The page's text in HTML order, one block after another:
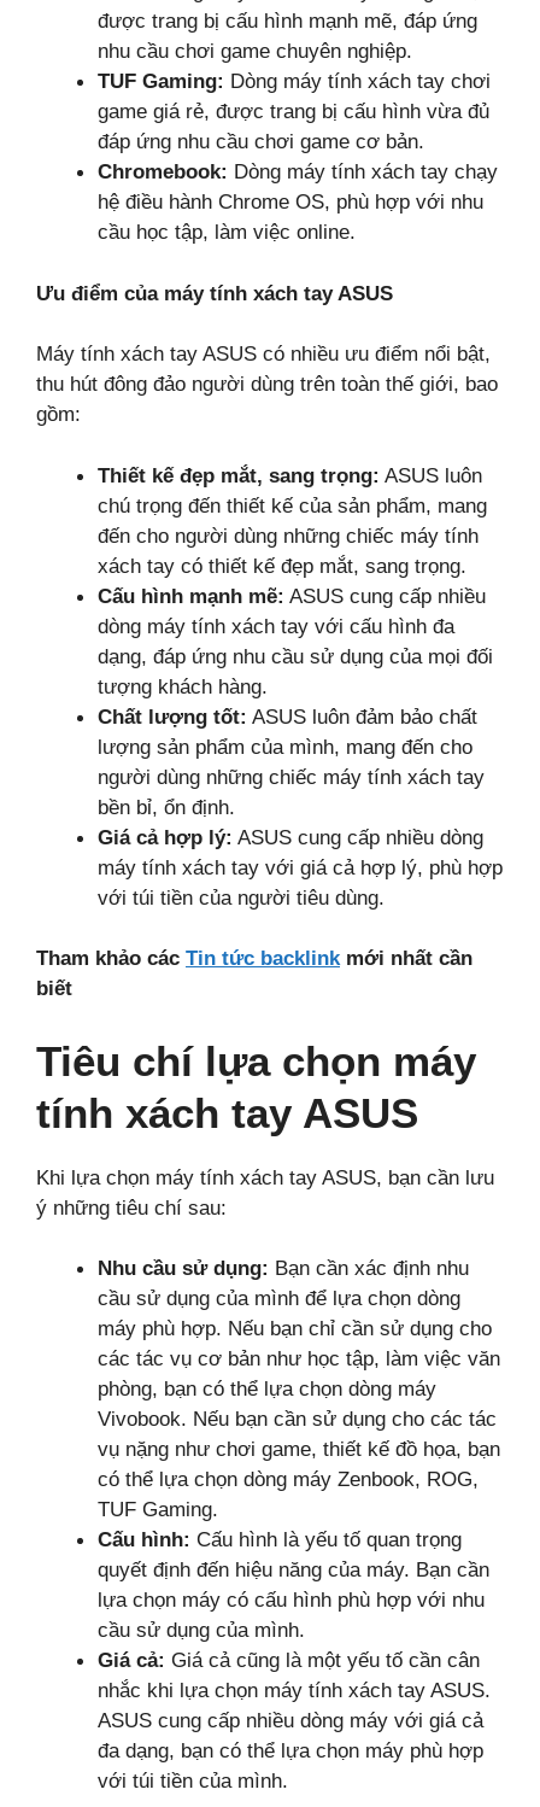
được trang bị cấu hình mạnh mẽ, đáp ứng
nhu cầu chơi game chuyên nghiệp.
TUF Gaming: Dòng máy tính xách tay chơi
game giá rẻ, được trang bị cấu hình vừa đủ
đáp ứng nhu cầu chơi game cơ bản.
Chromebook: Dòng máy tính xách tay chạy
hệ điều hành Chrome OS, phù hợp với nhu
cầu học tập, làm việc online.
Ưu điểm của máy tính xách tay ASUS
Máy tính xách tay ASUS có nhiều ưu điểm nổi bật,
thu hút đông đảo người dùng trên toàn thế giới, bao
gồm:
Thiết kế đẹp mắt, sang trọng: ASUS luôn
chú trọng đến thiết kế của sản phẩm, mang
đến cho người dùng những chiếc máy tính
xách tay có thiết kế đẹp mắt, sang trọng.
Cấu hình mạnh mẽ: ASUS cung cấp nhiều
dòng máy tính xách tay với cấu hình đa
dạng, đáp ứng nhu cầu sử dụng của mọi đối
tượng khách hàng.
Chất lượng tốt: ASUS luôn đảm bảo chất
lượng sản phẩm của mình, mang đến cho
người dùng những chiếc máy tính xách tay
bền bỉ, ổn định.
Giá cả hợp lý: ASUS cung cấp nhiều dòng
máy tính xách tay với giá cả hợp lý, phù hợp
với túi tiền của người tiêu dùng.
Tham khảo các Tin tức backlinkmới nhất cần
biết
Tiêu chí lựa chọn máy
tính xách tay ASUS
Khi lựa chọn máy tính xách tay ASUS, bạn cần lưu
ý những tiêu chí sau:
Nhu cầu sử dụng: Bạn cần xác định nhu
cầu sử dụng của mình để lựa chọn dòng
máy phù hợp. Nếu bạn chỉ cần sử dụng cho
các tác vụ cơ bản như học tập, làm việc văn
phòng, bạn có thể lựa chọn dòng máy
Vivobook. Nếu bạn cần sử dụng cho các tác
vụ nặng như chơi game, thiết kế đồ họa, bạn
có thể lựa chọn dòng máy Zenbook, ROG,
TUF Gaming.
Cấu hình: Cấu hình là yếu tố quan trọng
quyết định đến hiệu năng của máy. Bạn cần
lựa chọn máy có cấu hình phù hợp với nhu
cầu sử dụng của mình.
Giá cả: Giá cả cũng là một yếu tố cần cân
nhắc khi lựa chọn máy tính xách tay ASUS.
ASUS cung cấp nhiều dòng máy với giá cả
đa dạng, bạn có thể lựa chọn máy phù hợp
với túi tiền của mình.